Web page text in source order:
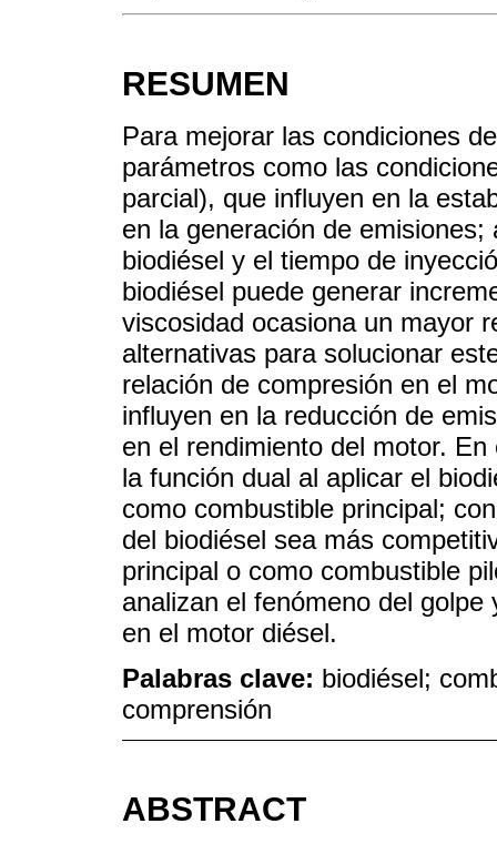
RESUMEN
Para mejorar las condiciones
parámetros como las
parcial), que influyen en la
en la generación de
biodiésel y el tiempo de
biodiésel puede generar
viscosidad ocasiona un mayor
alternativas para solucionar
relación de compresión en el
influyen en la reducción de
en el rendimiento del motor.
la función dual al aplicar el
como combustible principal;
del biodiésel sea más
principal o como combustible
analizan el fenómeno del
en el motor diésel.
Palabras clave: biodiésel;
comprensión
ABSTRACT